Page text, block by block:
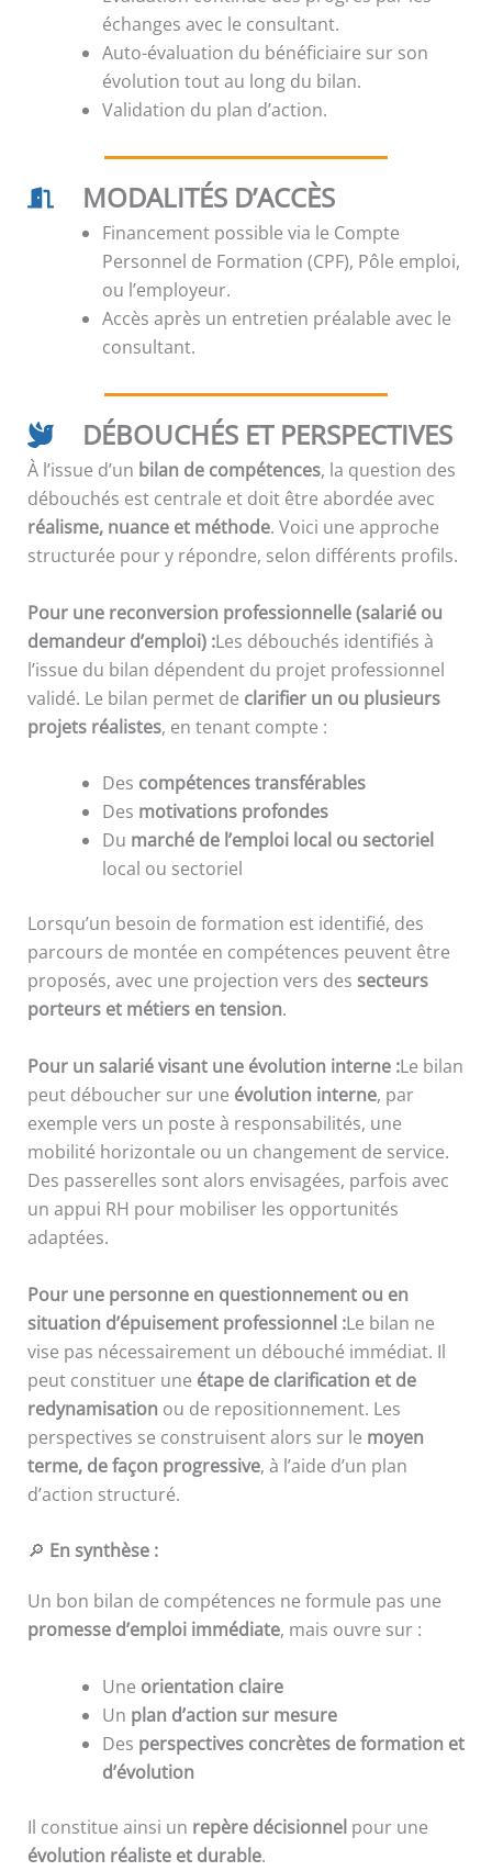
échanges avec le consultant.
Auto-évaluation du bénéficiaire sur son
évolution tout au long du bilan.
Validation du plan d’action.
MODALITÉS D’ACCÈS
Financement possible via le Compte
Personnel de Formation (CPF), Pôle emploi,
ou l’employeur.
Accès après un entretien préalable avec le
consultant.
DÉBOUCHÉS ET PERSPECTIVES
À l’issue d’un bilan de compétences, la question des
débouchés est centrale et doit être abordée avec
réalisme, nuance et méthode. Voici une approche
structurée pour y répondre, selon différents profils.
Pour une reconversion professionnelle (salarié ou
demandeur d’emploi) :Les débouchés identifiés à
l’issue du bilan dépendent du projet professionnel
validé. Le bilan permet de clarifier un ou plusieurs
projets réalistes, en tenant compte :
Des compétences transférables
Des motivations profondes
Du marché de l’emploi local ou sectoriel
local ou sectoriel
Lorsqu’un besoin de formation est identifié, des
parcours de montée en compétences peuvent être
proposés, avec une projection vers des secteurs
porteurs et métiers en tension.
Pour un salarié visant une évolution interne :Le bilan
peut déboucher sur une évolution interne, par
exemple vers un poste à responsabilités, une
mobilité horizontale ou un changement de service.
Des passerelles sont alors envisagées, parfois avec
un appui RH pour mobiliser les opportunités
adaptées.
Pour une personne en questionnement ou en
situation d’épuisement professionnel :Le bilan ne
vise pas nécessairement un débouché immédiat. Il
peut constituer une étape de clarification et de
redynamisation ou de repositionnement. Les
perspectives se construisent alors sur le moyen
terme, de façon progressive, à l’aide d’un plan
d’action structuré.
🔎 En synthèse :
Un bon bilan de compétences ne formule pas une
promesse d’emploi immédiate, mais ouvre sur :
Une orientation claire
Un plan d’action sur mesure
Des perspectives concrètes de formation et
d’évolution
Il constitue ainsi un repère décisionnel pour une
évolution réaliste et durable.